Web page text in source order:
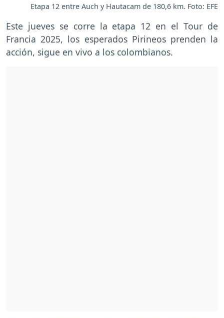
Etapa 12 entre Auch y Hautacam de 180,6 km. Foto: EFE
Este jueves se corre la etapa 12 en el Tour de
Francia 2025, los esperados Pirineos prenden la
acción, sigue en vivo a los colombianos.